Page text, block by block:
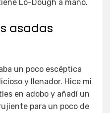
Lo-Dough a mano.
asadas
un poco escéptica
y llenador. Hice mi
en adobo y añadí un
para un poco de